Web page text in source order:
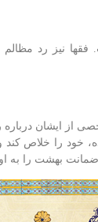
نیز رد مظالم
از ایشان
خود را خلاص
بهشت را به او